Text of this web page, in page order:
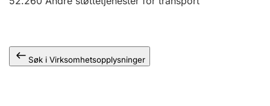
Søk i Virksomhetsopplysninger